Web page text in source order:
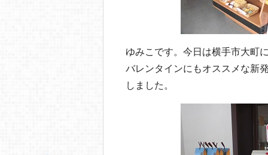
ゆみこです。今日は横手市大町
バレンタインにもオススメな新
しました。